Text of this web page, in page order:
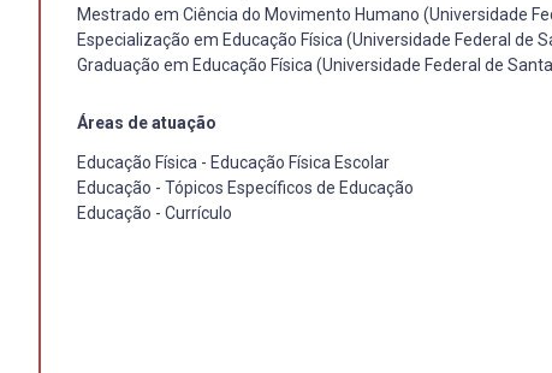
Mestrado em Ciência do Movimento Humano (Universidade
Especialização em Educação Física (Universidade Federal de
Graduação em Educação Física (Universidade Federal de
Áreas de atuação
Educação Física - Educação Física Escolar
Educação - Tópicos Específicos de Educação
Educação - Currículo